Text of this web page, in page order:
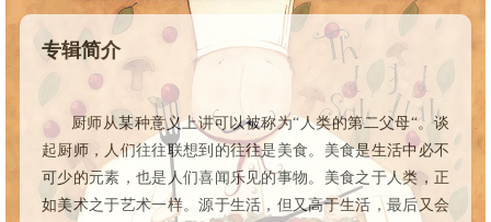
专辑简介
厨师从某种意义上讲可以被称为“人类的第二父母“。谈
起厨师，人们往往联想到的往往是美食。美食是生活中必不
可少的元素，也是人们喜闻乐见的事物。美食之于人类，正
如美术之于艺术一样。源于生活，但又高于生活，最后又会